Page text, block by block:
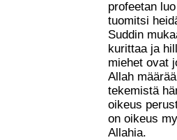
profeetan
tuomitsi
Suddin
kurittaa ja
miehet ovat
Allah
tekemistä
oikeus
on oikeus
Allahia.